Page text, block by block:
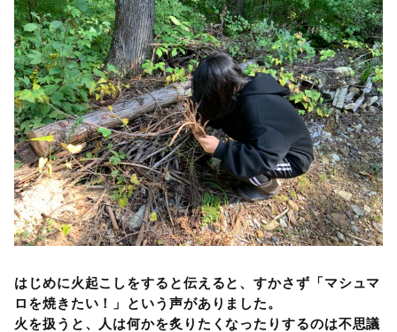
はじめに火起こしをすると伝えると、すかさず「マシュマ
ロを焼きたい！」という声がありました。
火を扱うと、人は何かを炙りたくなったりするのは不思議